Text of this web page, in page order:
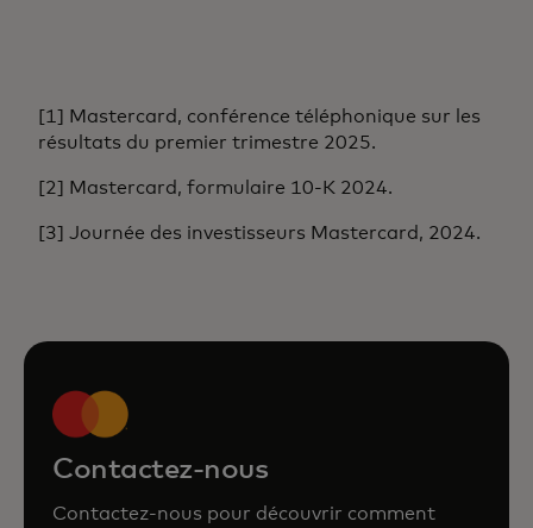
[1] Mastercard, conférence téléphonique sur les
résultats du premier trimestre 2025.
[2] Mastercard, formulaire 10-K 2024.
[3] Journée des investisseurs Mastercard, 2024.
Contactez-nous
Contactez-nous pour découvrir comment